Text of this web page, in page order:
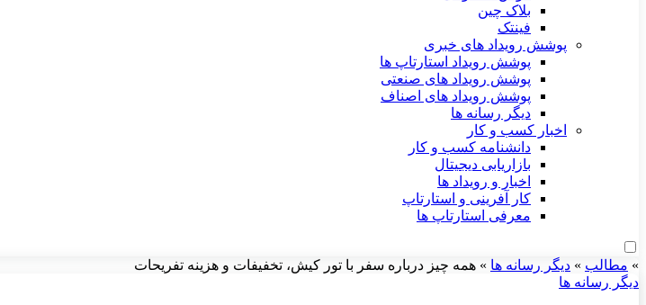
بلاک چین
فینتک
پوشش رویداد های خبری
پوشش رویداد استارتاپ ها
پوشش رویداد های صنعتی
پوشش رویداد های اصناف
دیگر رسانه ها
اخبار کسب و کار
دانشنامه کسب و کار
بازاریابی دیجیتال
اخبار و رویداد ها
کار آفرینی و استارتاپ
معرفی استارتاپ ها
» مطالب » دیگر رسانه ها » همه چیز درباره سفر با تور کیش، تخفیفات و هزینه تفریحات
دیگر رسانه ها